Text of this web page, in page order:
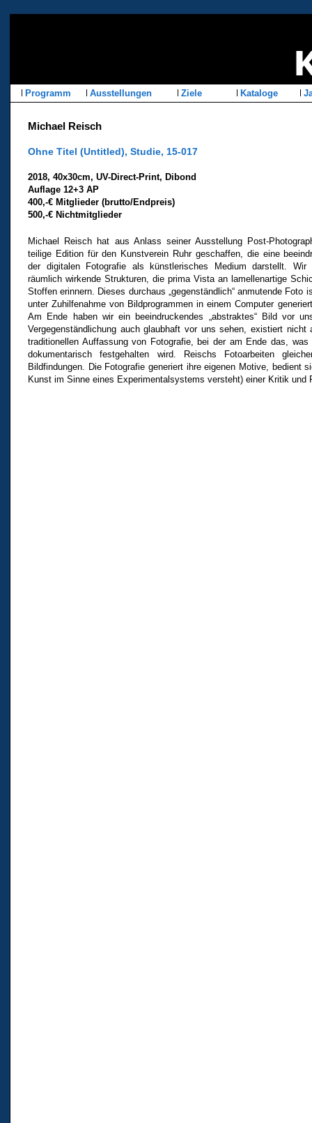
Programm Ausstellungen Ziele Kataloge
Michael Reisch
Ohne Titel (Untitled), Studie, 15-017
2018, 40x30cm, UV-Direct-Print, Dibond
Auflage 12+3 AP
400,-€ Mitglieder (brutto/Endpreis)
500,-€ Nichtmitglieder
Michael Reisch hat aus Anlass seiner Ausstellung Post-
teilige Edition für den Kunstverein Ruhr geschaffen, die eine
der digitalen Fotografie als künstlerisches Medium darstellt. Wir
räumlich wirkende Strukturen, die prima Vista an lamellenartige
Stoffen erinnern. Dieses durchaus „gegenständlich“ anmutende
unter Zuhilfenahme von Bildprogrammen in einem Computer
Am Ende haben wir ein beeindruckendes „abstraktes“ Bild vor
Vergegenständlichung auch glaubhaft vor uns sehen, existiert
traditionellen Auffassung von Fotografie, bei der am Ende das,
dokumentarisch festgehalten wird. Reischs Fotoarbeiten
Bildfindungen. Die Fotografie generiert ihre eigenen Motive,
Kunst im Sinne eines Experimentalsystems versteht) einer Kritik und